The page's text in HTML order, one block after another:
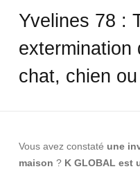
Yvelines 78 :
extermination
chat, chien
Vous avez constaté une
maison ? K GLOBAL est